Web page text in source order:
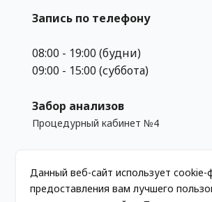
Запись по телефону
08:00 - 19:00 (будни)
09:00 - 15:00 (суббота)
Забор анализов
Процедурный кабинет №4
Суббота с 9.00 до 10.00
Воскресенье: выходной
Данный веб-сайт использует cookie-
предоставления вам лучшего